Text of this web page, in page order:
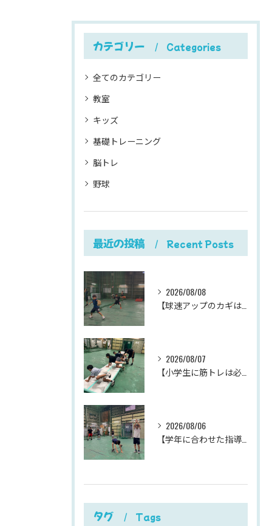
カテゴリー Categories
全てのカテゴリー
教室
キッズ
基礎トレーニング
脳トレ
野球
最近の投稿 Recent Posts
2026/08/08
【球速アップのカギは、下半身の体重移動。
2026/08/07
【小学生に筋トレは必要？】
2026/08/06
【学年に合わせた指導が、成長を加速させる。
タグ Tags